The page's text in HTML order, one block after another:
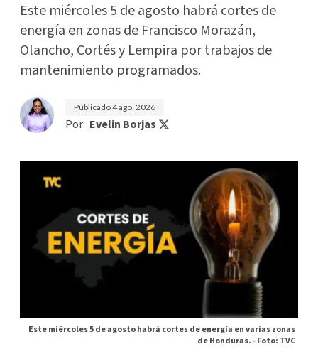
Este miércoles 5 de agosto habrá cortes de
energía en zonas de Francisco Morazán,
Olancho, Cortés y Lempira por trabajos de
mantenimiento programados.
Publicado4 ago. 2026
Por: Evelin Borjas
Este miércoles 5 de agosto habrá cortes de energía en varias zonas
de Honduras. -Foto: TVC